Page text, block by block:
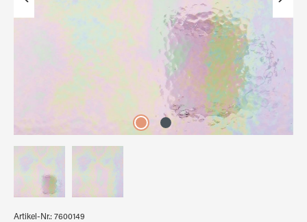
Artikel-Nr.: 7600149